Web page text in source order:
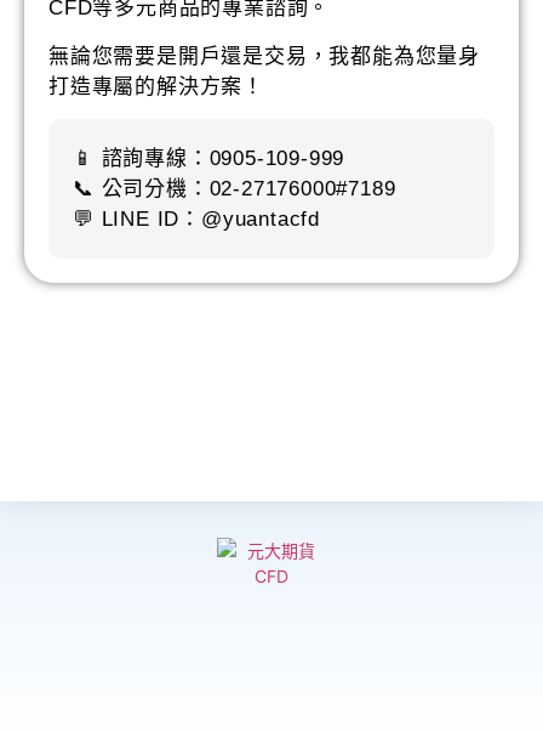
CFD等多元商品的專業諮詢。
無論您需要是開戶還是交易，我都能為您量身
打造專屬的解決方案！
📱 諮詢專線：0905-109-999
📞 公司分機：02-27176000#7189
💬 LINE ID：@yuantacfd